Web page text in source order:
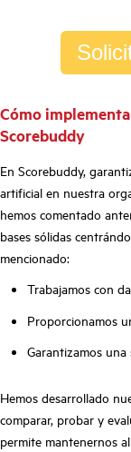
Cómo
Scorebuddy
En Scorebuddy,
artificial en nuestra
hemos comentado
bases sólidas
mencionado:
Trabajamos con
Proporcionamos
Garantizamos
Hemos desarrollado
comparar, probar y
permite mantenernos